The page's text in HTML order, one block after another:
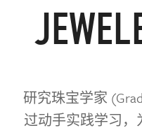
研究珠宝学家
过动手实践学习